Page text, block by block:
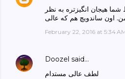
هیجان انگیزتره به نظر
اون ساندویچ هم که عالی
February 22, 2016 at 5:34
Doozel said…
لطف عالی مستدام